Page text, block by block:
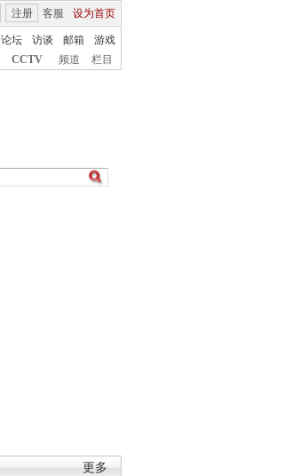
客服 设为首页
注册
论坛 访谈 邮箱
游戏
CCTV 频道 栏目
更多